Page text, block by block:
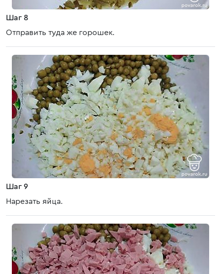
Шаг 8
Отправить туда же горошек.
Шаг 9
Нарезать яйца.